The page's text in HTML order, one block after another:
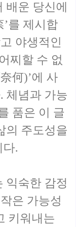
운 당신에
’를 제시합
야생적인
찌할 수 없
何)’에 사
체념과 가능
품은 이 글
의 주도성을
다.
익숙한 감정
은 가능성
키워내는